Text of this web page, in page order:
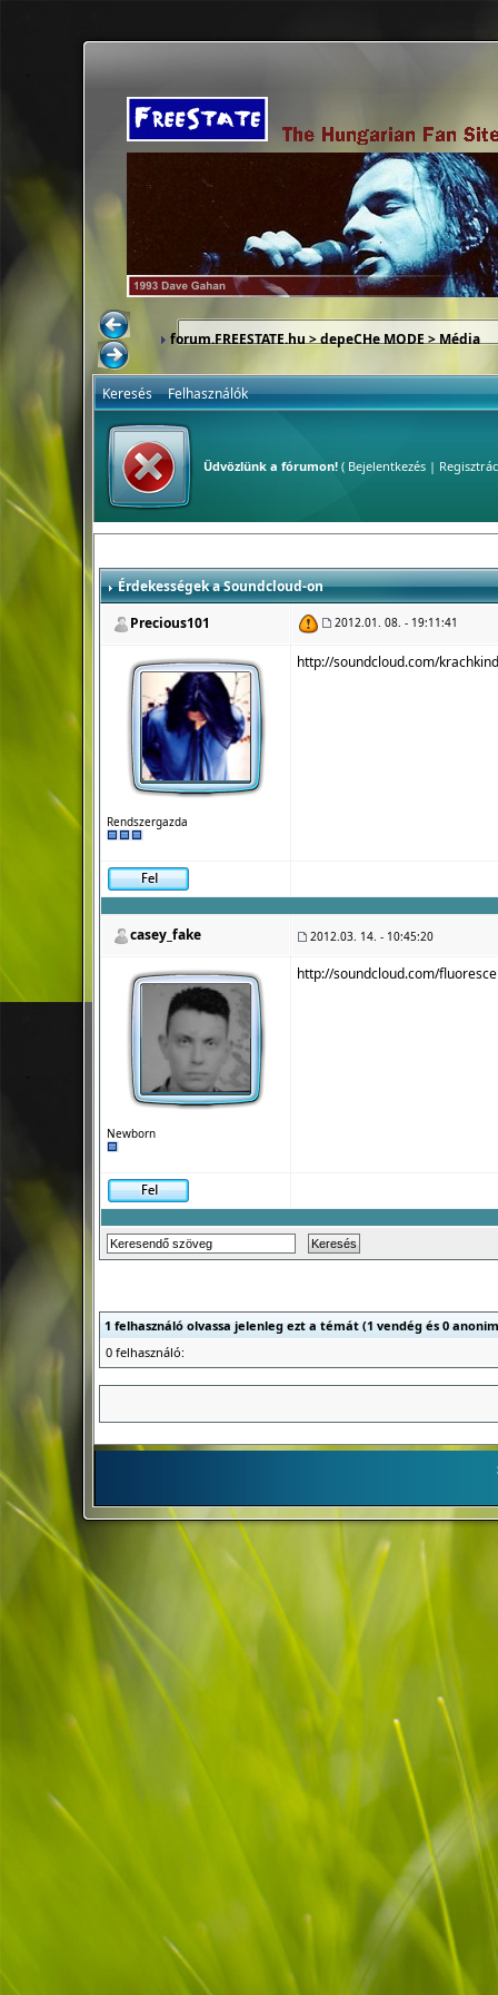
forum.FREESTATE.hu>depeCHe MODE>Média
Keresés Felhasználók
Üdvözlünk a fórumon!( Bejelentkezés|
Érdekességek a Soundcloud-on
Precious101
2012.01. 08. - 19:11:41
Rendszergazda
http://soundcloud.com/
casey_fake 2012.03. 14. - 10:45:20
Newborn
http://soundcloud.com/
1 felhasználó olvassa jelenleg ezt a témát (1 vendég és 0
0 felhasználó: